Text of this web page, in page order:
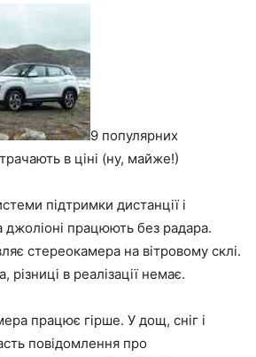
9 популярних
в ціні (ну, майже!)
підтримки дистанції і
джоліоні працюють без радара.
стереокамера на вітровому склі.
в реалізації немає.
працює гірше. У дощ, сніг і
повідомлення про